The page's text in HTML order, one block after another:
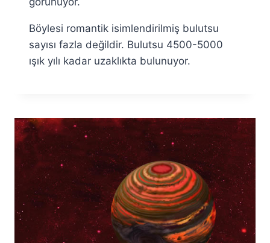
Böylesi romantik isimlendirilmiş bulutsu
sayısı fazla değildir. Bulutsu 4500-5000
ışık yılı kadar uzaklıkta bulunuyor.